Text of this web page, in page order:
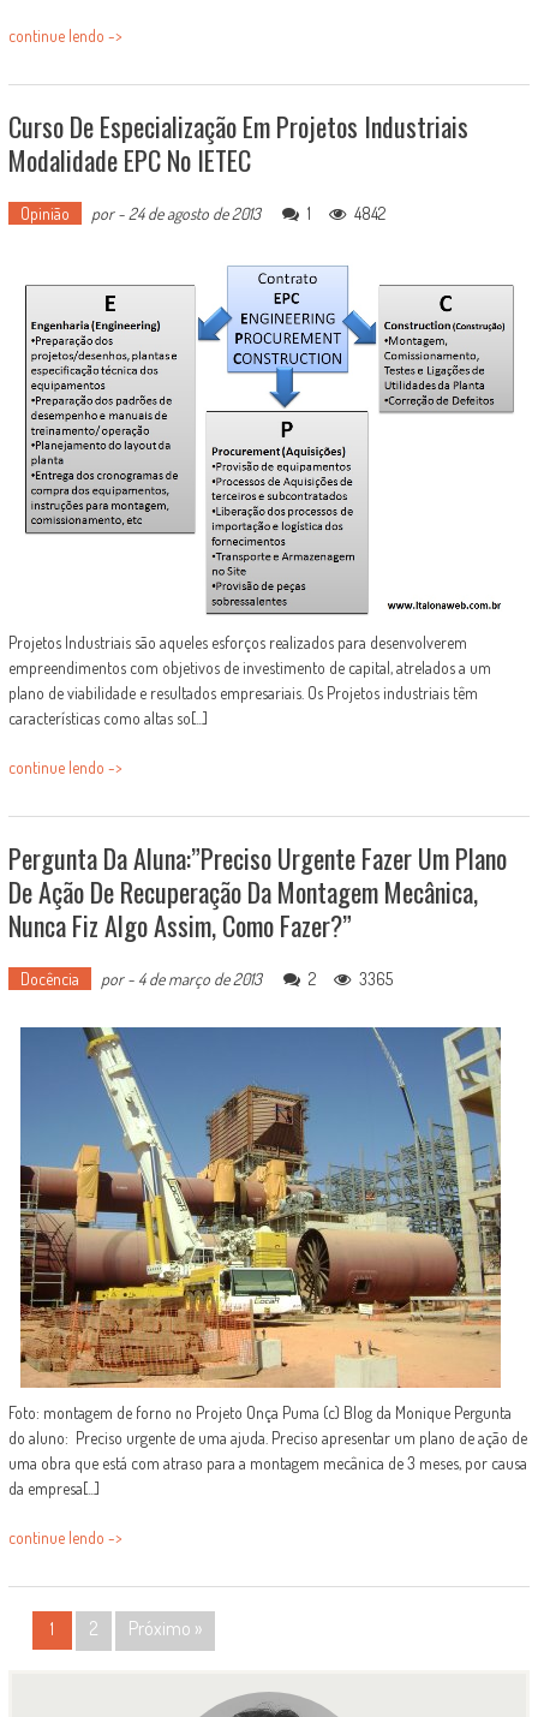
continue lendo ->
Curso De Especialização Em Projetos Industriais
Modalidade EPC No IETEC
Opinião por-24 de agosto de 2013 1 4842
Projetos Industriais são aqueles esforços realizados para desenvolverem
empreendimentos com objetivos de investimento de capital, atrelados a um
plano de viabilidade e resultados empresariais. Os Projetos industriais têm
características como altas so[...]
continue lendo ->
Pergunta Da Aluna:”Preciso Urgente Fazer Um Plano
De Ação De Recuperação Da Montagem Mecânica,
Nunca Fiz Algo Assim, Como Fazer?”
Docência por- 4 de março de 2013 2 3365
Foto: montagem de forno no Projeto Onça Puma (c) Blog da Monique Pergunta
do aluno: Preciso urgente de uma ajuda. Preciso apresentar um plano de ação de
uma obra que está com atraso para a montagem mecânica de 3 meses, por causa
da empresa[...]
continue lendo ->
POSTS
NAVIGATION
1 2 Próximo »